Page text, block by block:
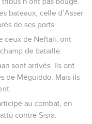
bateaux, celle d’Asser
de ses ports.
ceux de Neftali, ont
de bataille.
sont arrivés. Ils ont
de Méguiddo. Mais ils
au combat, en
contre Sisra.